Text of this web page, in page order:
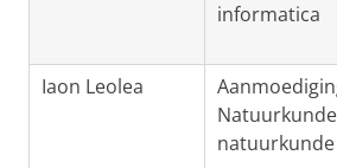
informatica
Iaon Leolea
natuurkunde